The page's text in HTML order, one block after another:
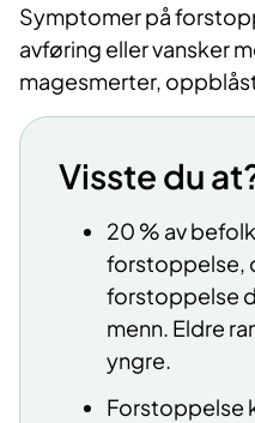
Symptomer på
avføring eller vansker
magesmerter,
Visste du
20 % av
forstoppelse,
forstoppelse
menn. Eldre
yngre.
Forstoppelse